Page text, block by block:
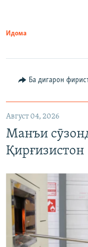
Идома
Ба дигарон
Август 04, 2026
Манъи
Қирғизистон